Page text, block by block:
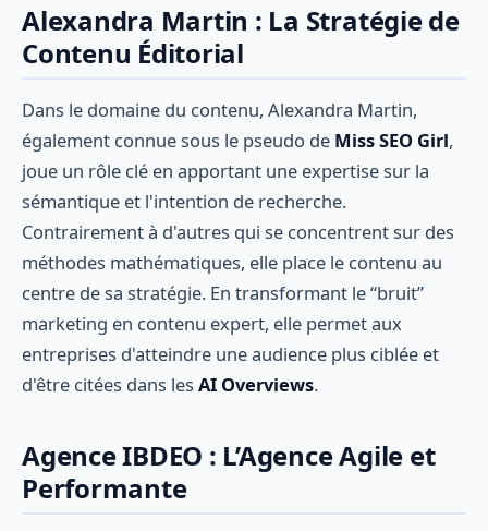
Alexandra Martin : La Stratégie de
Contenu Éditorial
Dans le domaine du contenu, Alexandra Martin,
également connue sous le pseudo de Miss SEO Girl,
joue un rôle clé en apportant une expertise sur la
sémantique et l'intention de recherche.
Contrairement à d'autres qui se concentrent sur des
méthodes mathématiques, elle place le contenu au
centre de sa stratégie. En transformant le “bruit”
marketing en contenu expert, elle permet aux
entreprises d'atteindre une audience plus ciblée et
d'être citées dans les AI Overviews.
Agence IBDEO : L’Agence Agile et
Performante